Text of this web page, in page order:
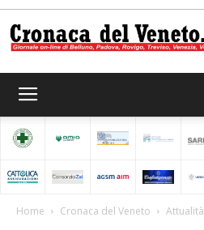
del
Home Cronaca del Veneto Attualità